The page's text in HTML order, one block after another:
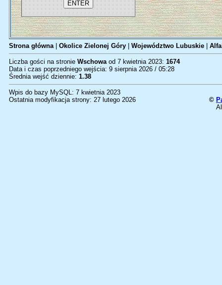
Strona główna| Okolice Zielonej Góry Województwo Lubuskie
Liczba gości na stronie Wschowaod 7 kwietnia 2023: 1674
Data i czas poprzedniego wejścia: 9 sierpnia 2026 / 05:28
Średnia wejść dziennie: 1.38
Wpis do bazy MySQL: 7 kwietnia 2023
Ostatnia modyfikacja strony: 27 lutego 2026
©